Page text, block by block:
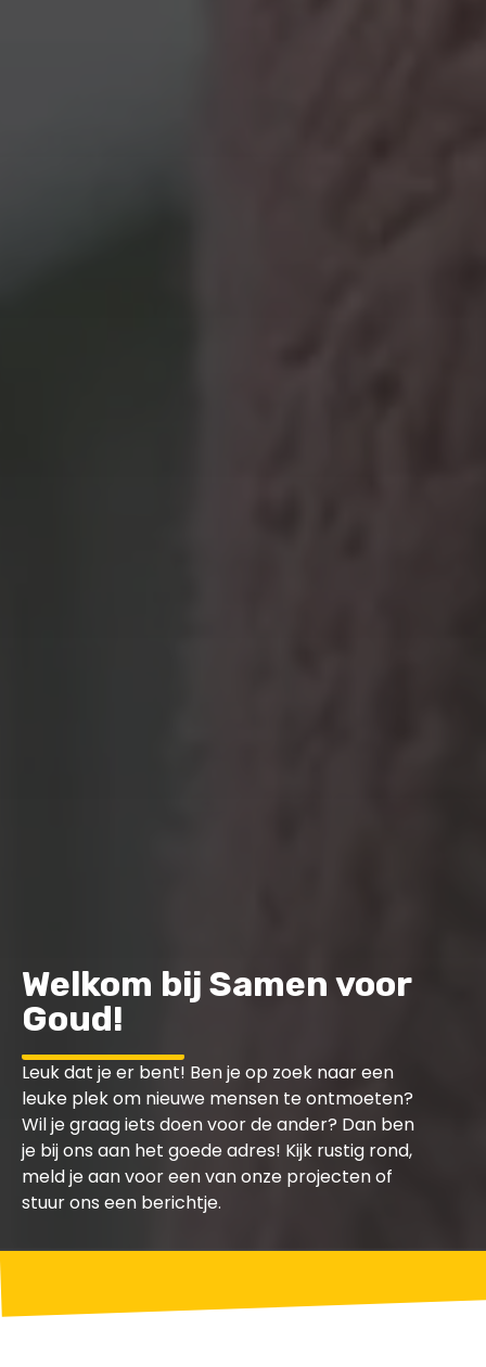
Welkom bij Samen voor
Goud!
Leuk dat je er bent! Ben je op zoek naar een
leuke plek om nieuwe mensen te ontmoeten?
Wil je graag iets doen voor de ander? Dan ben
je bij ons aan het goede adres! Kijk rustig rond,
meld je aan voor een van onze projecten of
stuur ons een berichtje.